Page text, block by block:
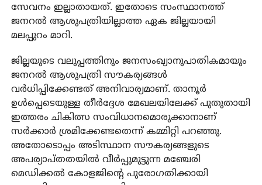
സേവനം ഇല്ലാതായത്. ഇതോടെ സംസ്ഥാനത്ത്
ജനറൽ ആശുപത്രിയില്ലാത്ത ഏക ജില്ലയായി
മലപ്പുറം മാറി.
ജില്ലയുടെ വലുപ്പത്തിനും ജനസംഖ്യാനുപാതികമായും
ജനറൽ ആശുപത്രി സൗകര്യങ്ങൾ
വർധിപ്പിക്കേണ്ടത് അനിവാര്യമാണ്. താനൂർ
ഉൾപ്പെടെയുള്ള തീർദ്ദേശ മേഖലയിലേക്ക് പുതുതായി
ഇത്തരം ചികിത്സ സംവിധാനമൊരുക്കാനാണ്
സർക്കാർ ശ്രമിക്കേണ്ടതെന്ന് കമ്മിറ്റി പറഞ്ഞു.
അതോടൊപ്പം അടിസ്ഥാന സൗകര്യങ്ങളുടെ
അപര്യാപ്തതയിൽ വീർപ്പുമുട്ടുന്ന മഞ്ചേരി
മെഡിക്കൽ കോളജിൻ്റെ പുരോഗതിക്കായി